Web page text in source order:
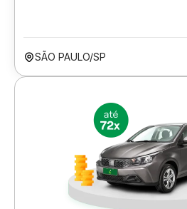
SÃO PAULO/SP